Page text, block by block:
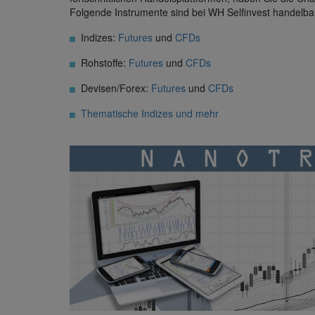
Folgende Instrumente sind bei WH Selfinvest
Indizes: Futures und CFDs
Rohstoffe: Futures und CFDs
Devisen/Forex: Futures und CFDs
Thematische Indizes und mehr